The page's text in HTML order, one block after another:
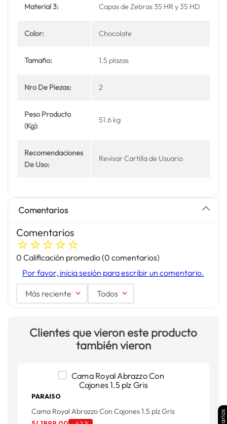
Material 3: Capas de Zebras 35 HR y 35 HD
Color: Chocolate
Tamaño: 1.5 plazas
Nro De Piezas: 2
Peso Producto
(Kg):
51.6 kg
Recomendaciones
De Uso:
Revisar Cartilla de Usuario
Comentarios
Comentarios
☆☆☆☆☆
0 Calificación promedio(0 comentarios)
Por favor, inicia sesión para escribir un comentario.
Más reciente Todos
Clientes que vieron este producto
también vieron
PARAISO
Cama Royal Abrazzo Con Cajones 1.5 plz Gris